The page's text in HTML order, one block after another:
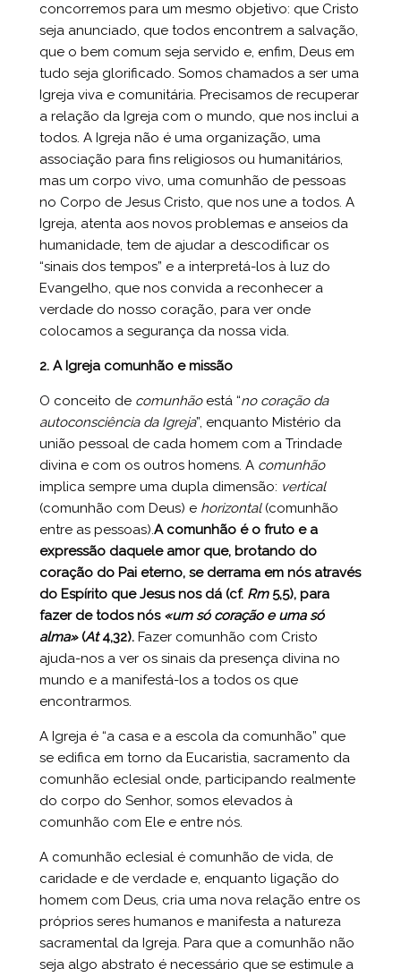
concorremos para um mesmo objetivo: que Cristo
seja anunciado, que todos encontrem a salvação,
que o bem comum seja servido e, enfim, Deus em
tudo seja glorificado. Somos chamados a ser uma
Igreja viva e comunitária. Precisamos de recuperar
a relação da Igreja com o mundo, que nos inclui a
todos. A Igreja não é uma organização, uma
associação para fins religiosos ou humanitários,
mas um corpo vivo, uma comunhão de pessoas
no Corpo de Jesus Cristo, que nos une a todos. A
Igreja, atenta aos novos problemas e anseios da
humanidade, tem de ajudar a descodificar os
“sinais dos tempos” e a interpretá-los à luz do
Evangelho, que nos convida a reconhecer a
verdade do nosso coração, para ver onde
colocamos a segurança da nossa vida.
2. A Igreja comunhão e missão
O conceito de comunhãoestá “no coração da
autoconsciência da Igreja”, enquanto Mistério da
união pessoal de cada homem com a Trindade
divina e com os outros homens. A comunhão
implica sempre uma dupla dimensão: vertical
(comunhão com Deus) e horizontal(comunhão
entre as pessoas).A comunhão é o fruto e a
expressão daquele amor que, brotando do
coração do Pai eterno, se derrama em nós através
do Espírito que Jesus nos dá (cf. Rm5,5), para
fazer de todos nós «um só coração e uma só
alma»(At4,32). Fazer comunhão com Cristo
ajuda-nos a ver os sinais da presença divina no
mundo e a manifestá-los a todos os que
encontrarmos.
A Igreja é “a casa e a escola da comunhão” que
se edifica em torno da Eucaristia, sacramento da
comunhão eclesial onde, participando realmente
do corpo do Senhor, somos elevados à
comunhão com Ele e entre nós.
A comunhão eclesial é comunhão de vida, de
caridade e de verdade e, enquanto ligação do
homem com Deus, cria uma nova relação entre os
próprios seres humanos e manifesta a natureza
sacramental da Igreja. Para que a comunhão não
seja algo abstrato é necessário que se estimule a